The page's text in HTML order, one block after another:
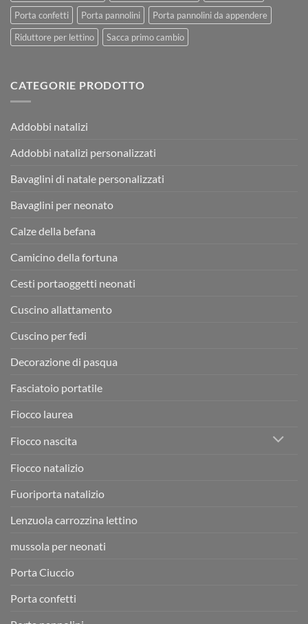
Porta confetti
Porta pannolini
Porta pannolini da appendere
Riduttore per lettino
Sacca primo cambio
CATEGORIE PRODOTTO
Addobbi natalizi
Addobbi natalizi personalizzati
Bavaglini di natale personalizzati
Bavaglini per neonato
Calze della befana
Camicino della fortuna
Cesti portaoggetti neonati
Cuscino allattamento
Cuscino per fedi
Decorazione di pasqua
Fasciatoio portatile
Fiocco laurea
Fiocco nascita
Fiocco natalizio
Fuoriporta natalizio
Lenzuola carrozzina lettino
mussola per neonati
Porta Ciuccio
Porta confetti